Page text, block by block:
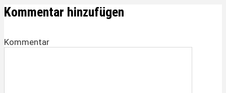
Kommentar hinzufügen
Kommentar